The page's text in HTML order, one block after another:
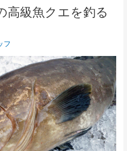
高級魚クエを釣る
フ